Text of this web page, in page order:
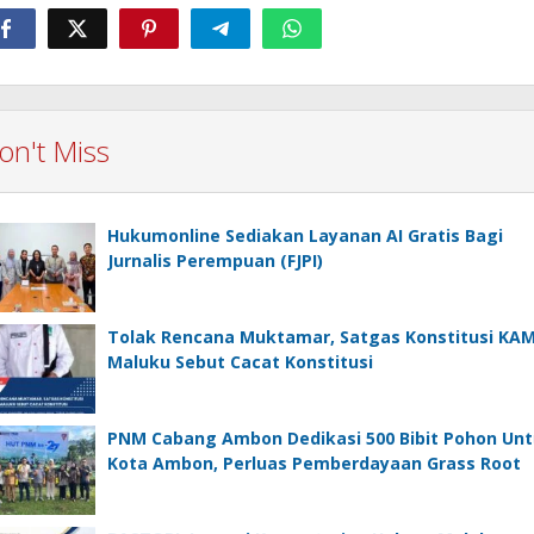
Miss
Hukumonline Sediakan Layanan AI Gratis Bagi
Jurnalis Perempuan (FJPI)
Tolak Rencana Muktamar, Satgas Konstitusi
Maluku Sebut Cacat Konstitusi
PNM Cabang Ambon Dedikasi 500 Bibit Pohon
Kota Ambon, Perluas Pemberdayaan Grass Root